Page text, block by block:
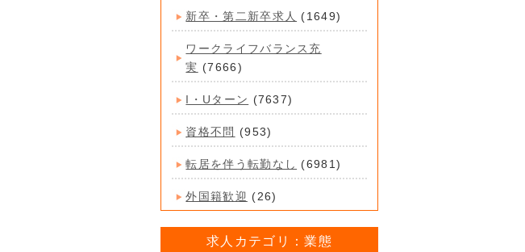
新卒・第二新卒求人 (1649)
ワークライフバランス充
実 (7666)
I・Uターン (7637)
資格不問 (953)
転居を伴う転勤なし (6981)
外国籍歓迎 (26)
求人カテゴリ：業態